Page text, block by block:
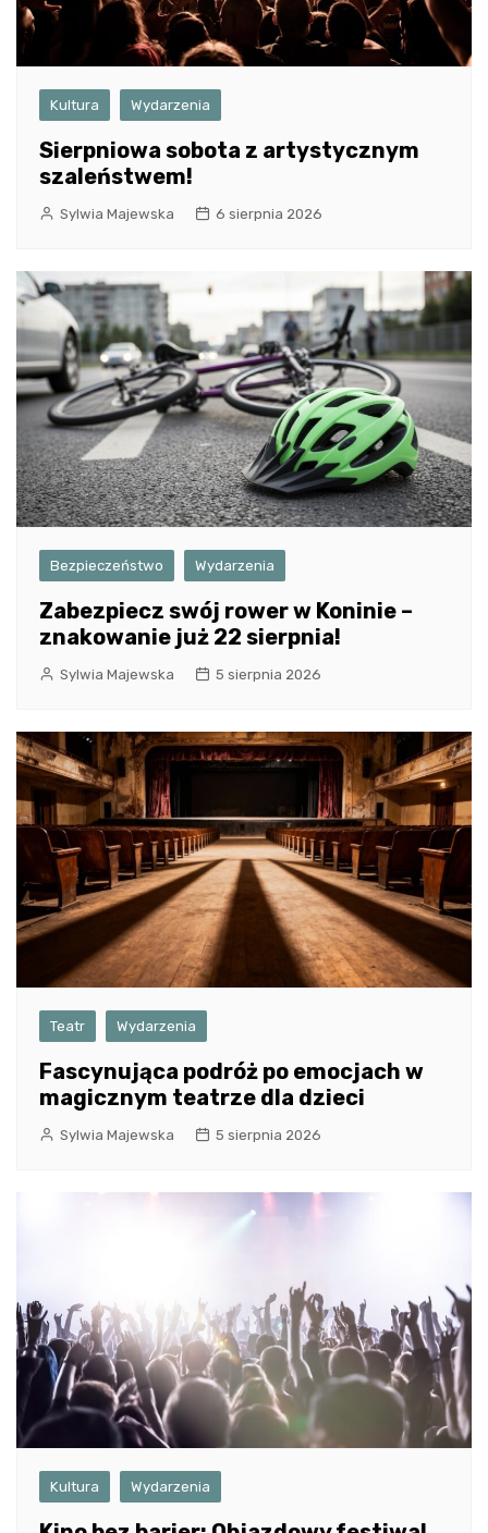
Kultura Wydarzenia
Sierpniowa sobota z artystycznym
szaleństwem!
Sylwia Majewska 6 sierpnia 2026
Bezpieczeństwo Wydarzenia
Zabezpiecz swój rower w Koninie –
znakowanie już 22 sierpnia!
Sylwia Majewska 5 sierpnia 2026
Teatr Wydarzenia
Fascynująca podróż po emocjach w
magicznym teatrze dla dzieci
Sylwia Majewska 5 sierpnia 2026
Kultura Wydarzenia